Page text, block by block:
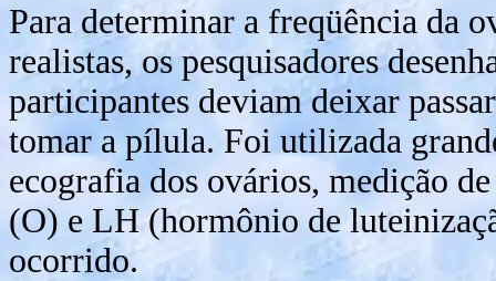
Para determinar a freqüência da
realistas, os pesquisadores
participantes deviam deixar
tomar a pílula. Foi utilizada
ecografia dos ovários, medição
(O) e LH (hormônio de
ocorrido.